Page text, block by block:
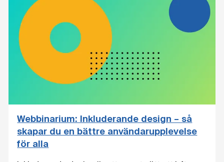
Webbinarium: Inkluderande design – så
skapar du en bättre användarupplevelse
för alla